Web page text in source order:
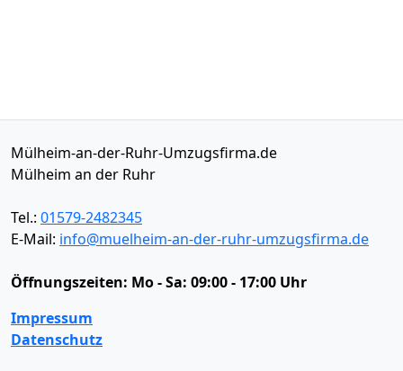
Mülheim-an-der-Ruhr-Umzugsfirma.de
Mülheim an der Ruhr
Tel.: 01579-2482345
E-Mail: info@muelheim-an-der-ruhr-umzugsfirma.de
Öffnungszeiten: Mo - Sa: 09:00 - 17:00 Uhr
Impressum
Datenschutz